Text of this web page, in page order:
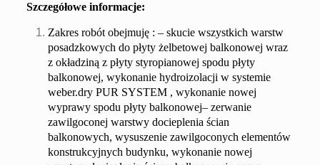
Szczegółowe informacje:
Zakres robót obejmuję :– skucie wszystkich warstw
posadzkowych do płyty żelbetowej balkonowej wraz
z okładziną z płyty styropianowej spodu płyty
balkonowej, wykonanie hydroizolacji w systemie
weber.dry PUR SYSTEM ,wykonanienowej
wyprawy spodu płyty balkonowej– zerwanie
zawilgoconej warstwy docieplenia ścian
balkonowych,wysuszenie zawilgoconych elementów
konstrukcyjnych budynku, wykonanie nowej